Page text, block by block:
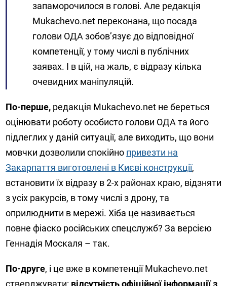
запаморочилося в голові. Але редакція
Mukachevo.net переконана, що посада
голови ОДА зобов’язує до відповідної
компетенції, у тому числі в публічних
заявах. І в цій, на жаль, є відразу кілька
очевидних маніпуляцій.
По-перше, редакція Mukachevo.net не береться
оцінювати роботу особисто голови ОДА та його
підлеглих у даній ситуації, але виходить, що вони
мовчки дозволили спокійно привезти на
Закарпаття виготовлені в Києві конструкції,
встановити їх відразу в 2-х районах краю, відзняти
з усіх ракурсів, в тому числі з дрону, та
оприлюднити в мережі. Хіба це називається
повне фіаско російських спецслужб? За версією
Геннадія Москаля – так.
По-друге, і це вже в компетенції Mukachevo.net